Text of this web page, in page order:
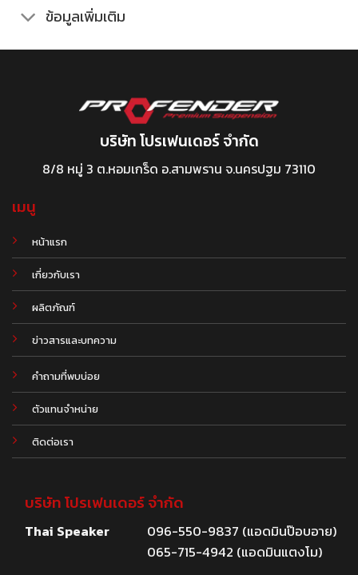
ข้อมูลเพิ่มเติม
บริษัท โปรเฟนเดอร์ จำกัด
8/8 หมู่ 3 ต.หอมเกร็ด อ.สามพราน จ.นครปฐม 73110
เมนู
หน้าแรก
เกี่ยวกับเรา
ผลิตภัณฑ์
ข่าวสารและบทความ
.
คำถามที่พบบ่อย
ตัวแทนจำหน่าย
ติดต่อเรา
บริษัท โปรเฟนเดอร์ จำกัด
Thai Speaker
096-550-9837 (แอดมินป๊อบอาย)
065-715-4942 (แอดมินแตงโม)